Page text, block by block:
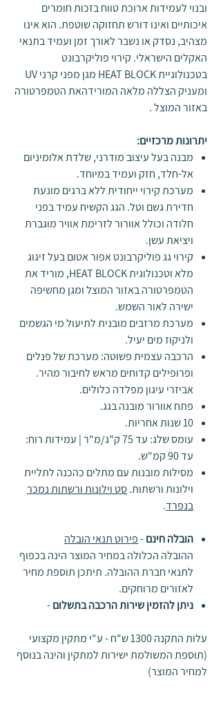
ובנוי לעמידות ארוכת טווח בזכות חומרים
איכותיים ואינו דורש תחזוקה שוטפת. הוא אינו
מצהיב, נסדק או נשבר לאורך זמן ועמיד בתנאי
האקלים הישראלי. קירוי פוליקרבונט
בטכנולוגיית HEAT BLOCK מגן מפני קרני UV
ומעניק הצללה מלאה המורידהאת הטמפרטורה
באזור המוצל .
יתרונות מרכזיים:
מבנה בעל עיצוב מודרני, שלדת אלומיניום
אל-חלד, חזק ועמיד במיוחד.
מערכת קירוי ייחודית ללא ברגים מונעת
חדירת גשם וטל. הגג הקשיח עמיד בפני
חלודה וכולל אוורור לזרימת אוויר מוגברת
ויציאת עשן.
קירוי גג פוליקרבונט אפור אטום בעל זיגוג
מלא וטכנולוגית HEAT BLOCK, מוריד את
הטמפרטורה באזור המוצל ומגן מחשיפה
ישירה לאור השמש.
מערכת מרזבים מובנית לתיעול מי הגשמים
ולניקוז מים יעיל.
הרכבה עצמית פשוטה: מערכת של פנלים
ופרופילים קדוחים מראש לחיבור מהיר.
אביזרי עיגון מפלדה כלולים.
פתח אוורור מובנה בגג.
10 שנות אחריות.
עומס שלג: עד 75 ק"ג/מ"ר | עמידות רוח:
עד 90 קמ"ש.
מסילות מובנות עם מתלים כהכנה לתליית
וילונות ורשתות.סט וילונות ורשתות נמכר
בנפרד.
הובלה חינם-פירוט תנאי הובלה
ההובלה הכלולה במחיר המוצר הינה בכפוף
לתנאי חברת ההובלה. תיתכן תוספת מחיר
לאזורים מרוחקים.
ניתן להזמין שירות הרכבה בתשלום-
עלות התקנה 1300 ש"ח - ע"י מתקין מקצועי
(תוספת המשולמת ישירות למתקין והינה בנוסף
למחיר המוצר)